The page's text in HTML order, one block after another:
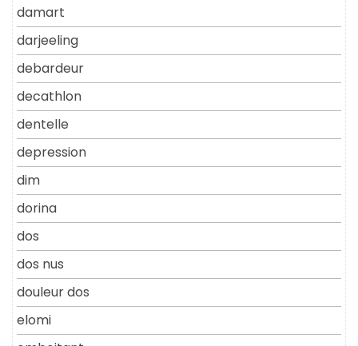
damart
darjeeling
debardeur
decathlon
dentelle
depression
dim
dorina
dos
dos nus
douleur dos
elomi